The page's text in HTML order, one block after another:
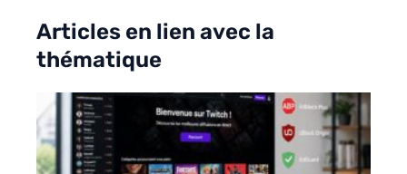
Articles en lien avec la
thématique